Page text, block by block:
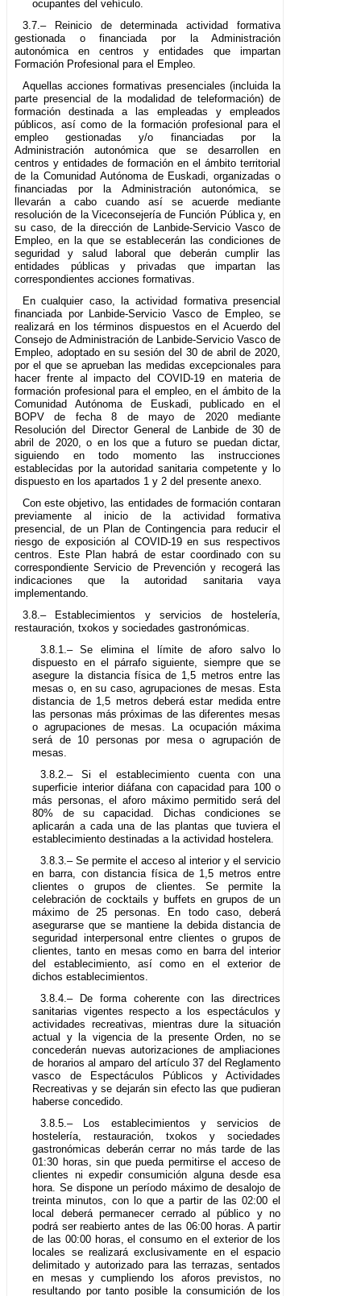
ocupantes del vehículo.
3.7.– Reinicio de determinada actividad formativa
gestionada o financiada por la Administración
autonómica en centros y entidades que impartan
Formación Profesional para el Empleo.
Aquellas acciones formativas presenciales (incluida la
parte presencial de la modalidad de teleformación) de
formación destinada a las empleadas y empleados
públicos, así como de la formación profesional para el
empleo gestionadas y/o financiadas por la
Administración autonómica que se desarrollen en
centros y entidades de formación en el ámbito territorial
de la Comunidad Autónoma de Euskadi, organizadas o
financiadas por la Administración autonómica, se
llevarán a cabo cuando así se acuerde mediante
resolución de la Viceconsejería de Función Pública y, en
su caso, de la dirección de Lanbide-Servicio Vasco de
Empleo, en la que se establecerán las condiciones de
seguridad y salud laboral que deberán cumplir las
entidades públicas y privadas que impartan las
correspondientes acciones formativas.
En cualquier caso, la actividad formativa presencial
financiada por Lanbide-Servicio Vasco de Empleo, se
realizará en los términos dispuestos en el Acuerdo del
Consejo de Administración de Lanbide-Servicio Vasco de
Empleo, adoptado en su sesión del 30 de abril de 2020,
por el que se aprueban las medidas excepcionales para
hacer frente al impacto del COVID-19 en materia de
formación profesional para el empleo, en el ámbito de la
Comunidad Autónoma de Euskadi, publicado en el
BOPV de fecha 8 de mayo de 2020 mediante
Resolución del Director General de Lanbide de 30 de
abril de 2020, o en los que a futuro se puedan dictar,
siguiendo en todo momento las instrucciones
establecidas por la autoridad sanitaria competente y lo
dispuesto en los apartados 1 y 2 del presente anexo.
Con este objetivo, las entidades de formación contaran
previamente al inicio de la actividad formativa
presencial, de un Plan de Contingencia para reducir el
riesgo de exposición al COVID-19 en sus respectivos
centros. Este Plan habrá de estar coordinado con su
correspondiente Servicio de Prevención y recogerá las
indicaciones que la autoridad sanitaria vaya
implementando.
3.8.– Establecimientos y servicios de hostelería,
restauración, txokos y sociedades gastronómicas.
3.8.1.– Se elimina el límite de aforo salvo lo
dispuesto en el párrafo siguiente, siempre que se
asegure la distancia física de 1,5 metros entre las
mesas o, en su caso, agrupaciones de mesas. Esta
distancia de 1,5 metros deberá estar medida entre
las personas más próximas de las diferentes mesas
o agrupaciones de mesas. La ocupación máxima
será de 10 personas por mesa o agrupación de
mesas.
3.8.2.– Si el establecimiento cuenta con una
superficie interior diáfana con capacidad para 100 o
más personas, el aforo máximo permitido será del
80% de su capacidad. Dichas condiciones se
aplicarán a cada una de las plantas que tuviera el
establecimiento destinadas a la actividad hostelera.
3.8.3.– Se permite el acceso al interior y el servicio
en barra, con distancia física de 1,5 metros entre
clientes o grupos de clientes. Se permite la
celebración de cocktails y buffets en grupos de un
máximo de 25 personas. En todo caso, deberá
asegurarse que se mantiene la debida distancia de
seguridad interpersonal entre clientes o grupos de
clientes, tanto en mesas como en barra del interior
del establecimiento, así como en el exterior de
dichos establecimientos.
3.8.4.– De forma coherente con las directrices
sanitarias vigentes respecto a los espectáculos y
actividades recreativas, mientras dure la situación
actual y la vigencia de la presente Orden, no se
concederán nuevas autorizaciones de ampliaciones
de horarios al amparo del artículo 37 del Reglamento
vasco de Espectáculos Públicos y Actividades
Recreativas y se dejarán sin efecto las que pudieran
haberse concedido.
3.8.5.– Los establecimientos y servicios de
hostelería, restauración, txokos y sociedades
gastronómicas deberán cerrar no más tarde de las
01:30 horas, sin que pueda permitirse el acceso de
clientes ni expedir consumición alguna desde esa
hora. Se dispone un período máximo de desalojo de
treinta minutos, con lo que a partir de las 02:00 el
local deberá permanecer cerrado al público y no
podrá ser reabierto antes de las 06:00 horas. A partir
de las 00:00 horas, el consumo en el exterior de los
locales se realizará exclusivamente en el espacio
delimitado y autorizado para las terrazas, sentados
en mesas y cumpliendo los aforos previstos, no
resultando por tanto posible la consumición de los